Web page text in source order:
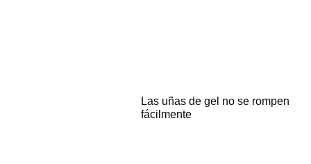
Las uñas de gel no se rompen
fácilmente